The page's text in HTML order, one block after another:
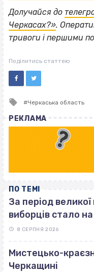
Долучайся до
Черкасах?».
тривоги і першими
Поділитись статтею
Tagged
Черкаська область
РЕКЛАМА
ПО ТЕМІ
За період
виборців стало
8 СЕРПНЯ 2026
Мистецько-
Черкащині